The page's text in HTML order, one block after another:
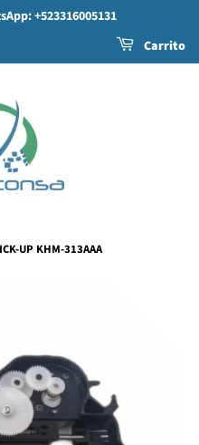
+523316005131
Carrito
UP KHM-313AAA